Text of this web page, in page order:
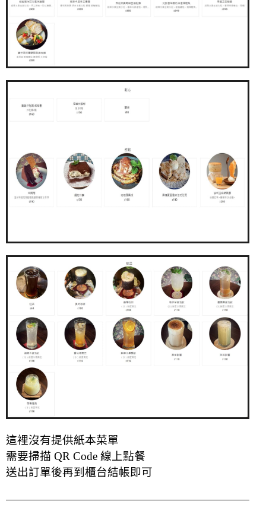
這裡沒有提供紙本菜單
需要掃描 QR Code 線上點餐
送出訂單後再到櫃台結帳即可